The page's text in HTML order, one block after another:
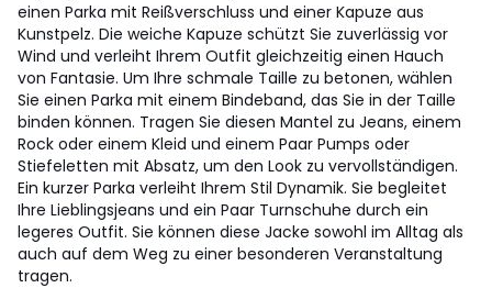
einen Parka mit Reißverschluss und einer Kapuze aus
Kunstpelz. Die weiche Kapuze schützt Sie zuverlässig vor
Wind und verleiht Ihrem Outfit gleichzeitig einen Hauch
von Fantasie. Um Ihre schmale Taille zu betonen, wählen
Sie einen Parka mit einem Bindeband, das Sie in der Taille
binden können. Tragen Sie diesen Mantel zu Jeans, einem
Rock oder einem Kleid und einem Paar Pumps oder
Stiefeletten mit Absatz, um den Look zu vervollständigen.
Ein kurzer Parka verleiht Ihrem Stil Dynamik. Sie begleitet
Ihre Lieblingsjeans und ein Paar Turnschuhe durch ein
legeres Outfit. Sie können diese Jacke sowohl im Alltag als
auch auf dem Weg zu einer besonderen Veranstaltung
tragen.